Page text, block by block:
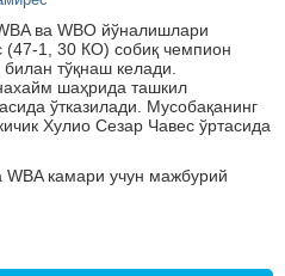
ва WBO йўналишлари
1, 30 КО) собиқ чемпион
тўқнаш келади.
шаҳрида ташкил
ўтказилади. Мусобақанинг
Хулио Сезар Чавес ўртасида
камари учун мажбурий